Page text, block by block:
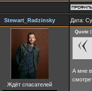
Stewart_Radzinsky Дата:
Ждёт спасателей
Quote (
А мне